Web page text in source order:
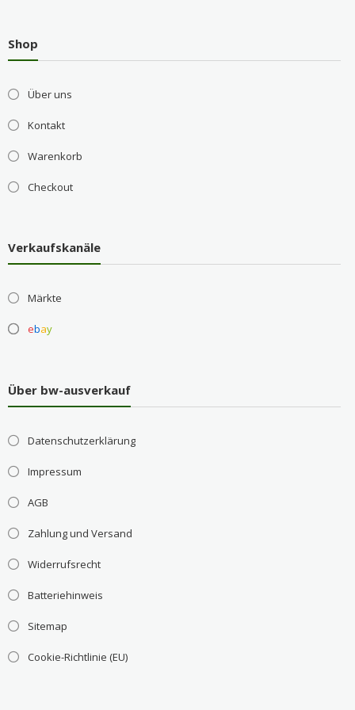
Shop
Über uns
Kontakt
Warenkorb
Checkout
Verkaufskanäle
Märkte
ebay
Über bw-ausverkauf
Datenschutzerklärung
Impressum
AGB
Zahlung und Versand
Widerrufsrecht
Batteriehinweis
Sitemap
Cookie-Richtlinie (EU)